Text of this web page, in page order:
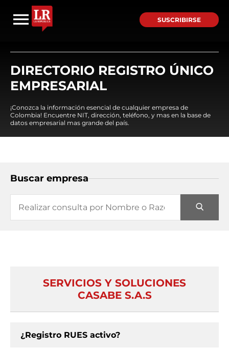
SUSCRIBIRSE
DIRECTORIO REGISTRO ÚNICO
EMPRESARIAL
¡Conozca la información esencial de cualquier empresa de
Colombia! Encuentre NIT, dirección, teléfono, y mas en la base de
datos empresarial mas grande del país.
Buscar empresa
SERVICIOS Y SOLUCIONES
CASABE S.A.S
¿Registro RUES activo?